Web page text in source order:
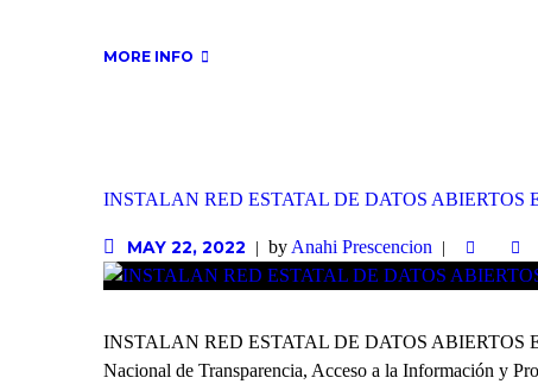
MORE INFO
INSTALAN RED ESTATAL DE DATOS ABIERTOS
MAY 22, 2022 by Anahi Prescencion
INSTALAN RED ESTATAL DE DATOS ABIERTOS
Nacional de Transparencia, Acceso a la Información y